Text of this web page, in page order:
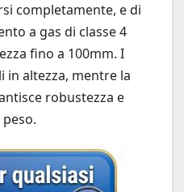
completamente, e di
a gas di classe 4
fino a 100mm. I
in altezza, mentre la
robustezza e